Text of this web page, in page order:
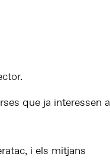
que ja interessen a
i els mitjans